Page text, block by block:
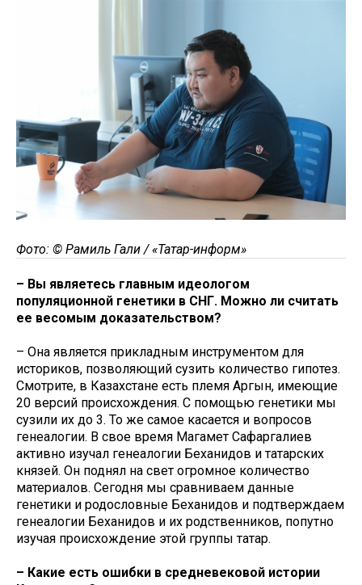
Фото: © Рамиль Гали / «Татар-информ»
– Вы являетесь главным идеологом
популяционной генетики в СНГ. Можно ли считать
ее весомым доказательством?
– Она является прикладным инструментом для
историков, позволяющий сузить количество гипотез.
Смотрите, в Казахстане есть племя Аргын, имеющие
20 версий происхождения. С помощью генетики мы
сузили их до 3. То же самое касается и вопросов
генеалогии. В свое время Магамет Сафаргалиев
активно изучал генеалогии Беханидов и татарских
князей. Он поднял на свет огромное количество
материалов. Сегодня мы сравниваем данные
генетики и родословные Беханидов и подтверждаем
генеалогии Беханидов и их родственников, попутно
изучая происхождение этой группы татар.
– Какие есть ошибки в средневековой истории